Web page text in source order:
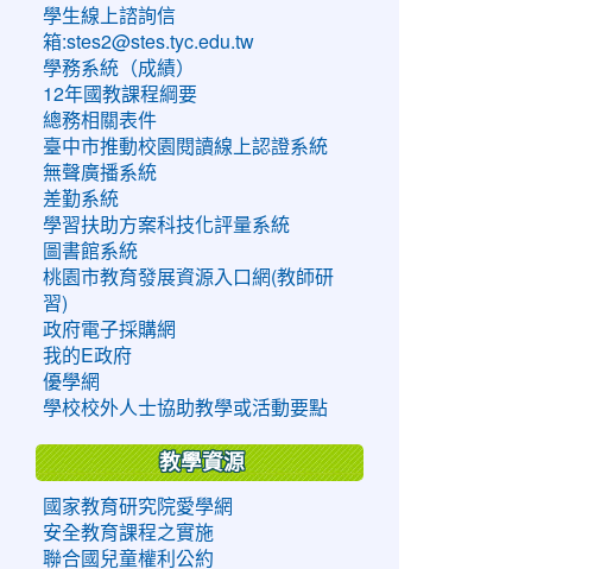
學生線上諮詢信
箱:stes2@stes.tyc.edu.tw
學務系統（成績）
12年國教課程綱要
總務相關表件
臺中市推動校園閱讀線上認證系統
無聲廣播系統
差勤系統
學習扶助方案科技化評量系統
圖書館系統
桃園市教育發展資源入口網(教師研
習)
政府電子採購網
我的E政府
優學網
學校校外人士協助教學或活動要點
教學資源
國家教育研究院愛學網
安全教育課程之實施
聯合國兒童權利公約